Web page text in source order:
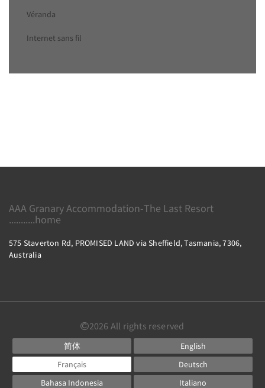
Véranda
Internet sans fil
AAA Granary Accommodation-The Last Resort
...........home
575 Staverton Rd, PROMISED LAND via Sheffield, Tasmania, 7306,
Australia
2026 All rights reserved
简体
English
Français
Deutsch
Bahasa Indonesia
Italiano